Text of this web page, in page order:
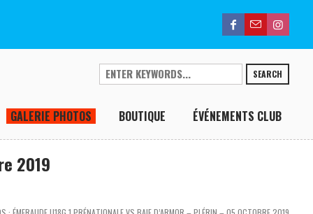
SEARCH
GALERIE PHOTOS BOUTIQUE ÉVÉNEMENTS CLUB
2019